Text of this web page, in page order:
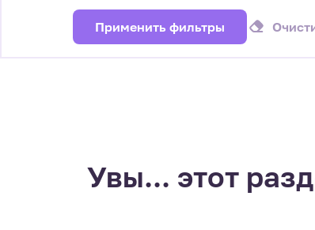
Применить фильтры
Увы... этот